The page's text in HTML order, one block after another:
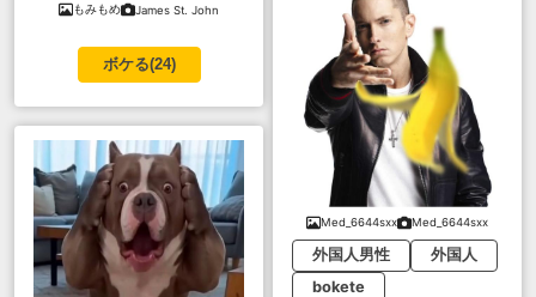
もみもめ James St. John
ボケる(24)
Med_6644sxx Med_6644sxx
外国人男性
外国人
bokete